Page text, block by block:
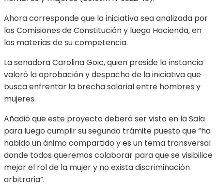
Ahora corresponde que la iniciativa sea analizada por
las Comisiones de Constitución y luego Hacienda, en
las materias de su competencia.
La senadora Carolina Goic, quien preside la instancia
valoró la aprobación y despacho de la iniciativa que
busca enfrentar la brecha salarial entre hombres y
mujeres.
Añadió que este proyecto deberá ser visto en la Sala
para luego cumplir su segundo trámite puesto que “ha
habido un ánimo compartido y es un tema transversal
donde todos queremos colaborar para que se visibilice
mejor el rol de la mujer y no exista discriminación
arbitraria”.